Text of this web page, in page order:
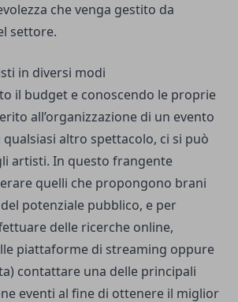
che venga gestito da
settore.
in diversi modi
il budget e conoscendo le proprie
all’organizzazione di un evento
altro spettacolo, ci si può
artisti. In questo frangente
quelli che propongono brani
potenziale pubblico, e per
delle ricerche online,
piattaforme di streaming oppure
contattare una delle principali
eventi al fine di ottenere il miglior